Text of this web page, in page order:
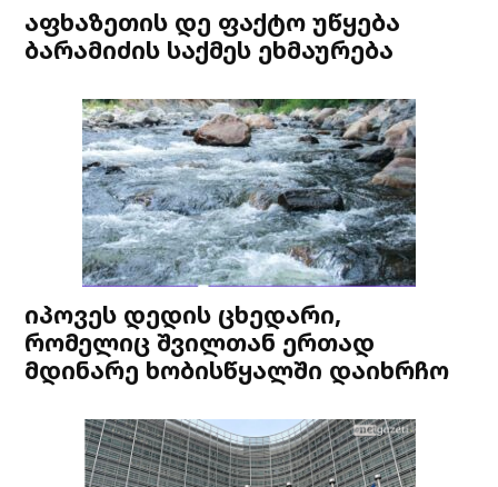
აფხაზეთის დე ფაქტო უწყება
ბარამიძის საქმეს ეხმაურება
იპოვეს დედის ცხედარი,
რომელიც შვილთან ერთად
მდინარე ხობისწყალში დაიხრჩო